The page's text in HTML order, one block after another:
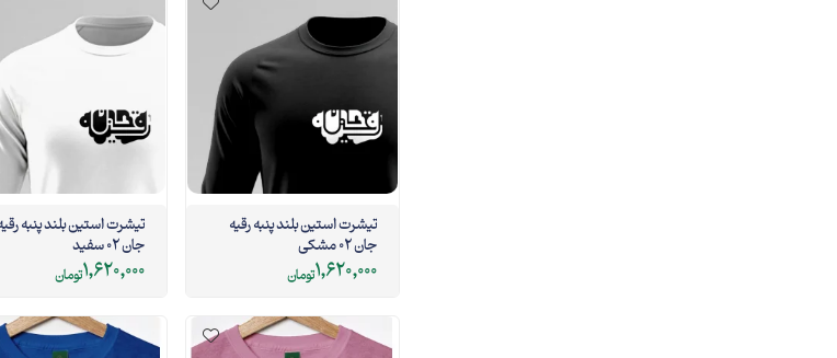
تیشرت استین بلند پنبه رقیه
جان 02 مشکی
1,620,000تومان
تیشرت استین بلند پنبه
جان 02 سفید
1,620,000تومان